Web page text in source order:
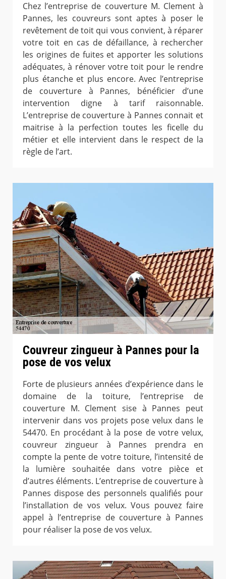
Chez l’entreprise de couverture M. Clement à
Pannes, les couvreurs sont aptes à poser le
revêtement de toit qui vous convient, à réparer
votre toit en cas de défaillance, à rechercher
les origines de fuites et apporter les solutions
adéquates, à rénover votre toit pour le rendre
plus étanche et plus encore. Avec l’entreprise
de couverture à Pannes, bénéficier d’une
intervention digne à tarif raisonnable.
L’entreprise de couverture à Pannes connait et
maitrise à la perfection toutes les ficelle du
métier et elle intervient dans le respect de la
règle de l’art.
Couvreur zingueur à Pannes pour la
pose de vos velux
Forte de plusieurs années d’expérience dans le
domaine de la toiture, l’entreprise de
couverture M. Clement sise à Pannes peut
intervenir dans vos projets pose velux dans le
54470. En procédant à la pose de votre velux,
couvreur zingueur à Pannes prendra en
compte la pente de votre toiture, l’intensité de
la lumière souhaitée dans votre pièce et
d’autres éléments. L’entreprise de couverture à
Pannes dispose des personnels qualifiés pour
l’installation de vos velux. Vous pouvez faire
appel à l’entreprise de couverture à Pannes
pour réaliser la pose de vos velux.